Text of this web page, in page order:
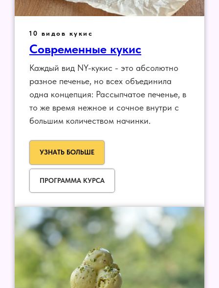
10 видов кукис
Современные кукис
Каждый вид NY-кукис - это абсолютно
разное печенье, но всех объединила
одна концепция: Рассыпчатое печенье, в
то же время нежное и сочное внутри с
большим количеством начинки.
УЗНАТЬ БОЛЬШЕ
ПРОГРАММА КУРСА